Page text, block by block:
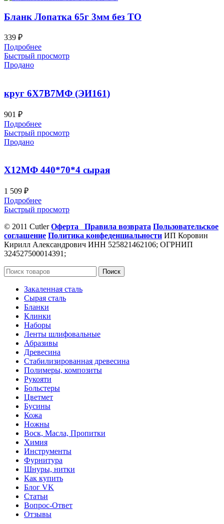
Бланк Лопатка 65г 3мм без ТО
339 ₽
Подробнее
Быстрый просмотр
Продано
круг 6Х7В7МФ (ЭИ161)
901 ₽
Подробнее
Быстрый просмотр
Продано
Х12МФ 440*70*4 сырая
1 509 ₽
Подробнее
Быстрый просмотр
© 2011 CutlerОферта Правила возврата Пользовательское
соглашение Политика конфеденциальности ИП Коровин
Кирилл Александрович ИНН 525821462106; ОГРНИП
324527500014391;
Поиск
Закаленная сталь
Сырая сталь
Бланки
Клинки
Наборы
Ленты шлифовальные
Абразивы
Древесина
Стабилизированная древесина
Полимеры, композиты
Рукояти
Больстеры
Цветмет
Бусины
Кожа
Ножны
Воск, Масла, Пропитки
Химия
Инструменты
Фурнитура
Шнуры, нитки
Как купить
Блог VK
Статьи
Вопрос-Ответ
Отзывы